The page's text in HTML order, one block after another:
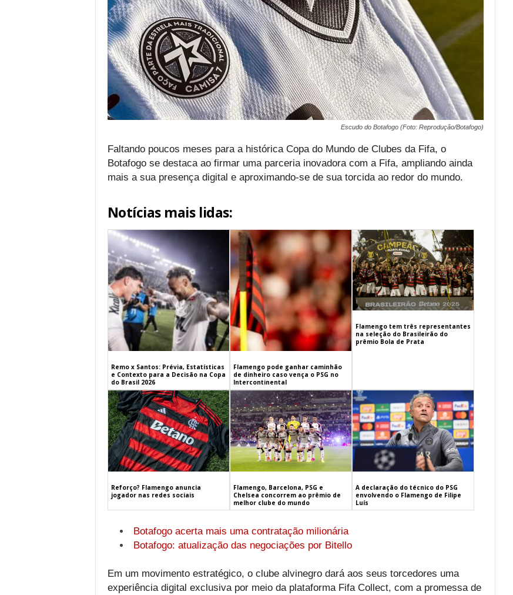
Escudo do Botafogo (Foto: Reprodução/Botafogo)
Faltando poucos meses para a histórica Copa do Mundo de Clubes da Fifa, o
Botafogo se destaca ao firmar uma parceria inovadora com a Fifa, ampliando ainda
mais a sua presença digital e aproximando-se de sua torcida ao redor do mundo.
Notícias mais lidas:
Remo x Santos: Prévia, Estatísticas
e Contexto para a Decisão na Copa
do Brasil 2026
Flamengo pode ganhar caminhão
de dinheiro caso vença o PSG no
Intercontinental
Flamengo tem três representantes
na seleção do Brasileirão do
prêmio Bola de Prata
Reforço? Flamengo anuncia
jogador nas redes sociais
Flamengo, Barcelona, PSG e
Chelsea concorrem ao prêmio de
melhor clube do mundo
A declaração do técnico do PSG
envolvendo o Flamengo de Filipe
Luís
Botafogo acerta mais uma contratação milionária
Botafogo: atualização das negociações por Bitello
Em um movimento estratégico, o clube alvinegro dará aos seus torcedores uma
experiência digital exclusiva por meio da plataforma Fifa Collect, com a promessa de